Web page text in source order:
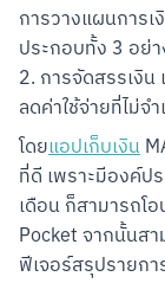
การวางแผนการ
ประกอบทั้ง 3 อย่า
2. การจัดสรรเงิน
ลดค่าใช้จ่ายที่ไม่จ
โดยแอปเก็บเงิน
ที่ดี เพราะมีองค์ป
เดือน ก็สามารถโ
Pocket จากนั้นส
ฟีเจอร์สรุปรายก